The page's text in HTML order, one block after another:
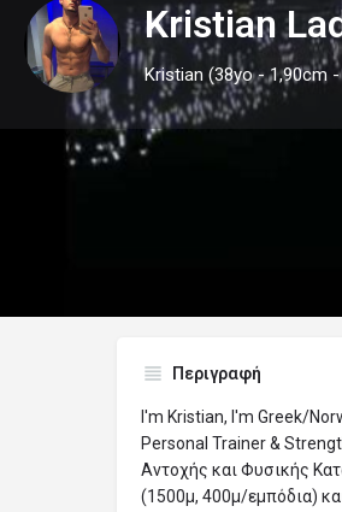
Kristian
Περιγραφή
I'm Kristian, I'm Greek/
Personal Trainer &
Αντοχής και Φυσικής
(1500μ, 400μ/εμπόδια)